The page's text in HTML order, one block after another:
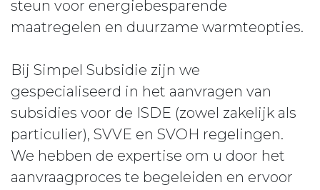
steun voor energiebesparende
maatregelen en duurzame warmteopties.
Bij Simpel Subsidie zijn we
gespecialiseerd in het aanvragen van
subsidies voor de ISDE (zowel zakelijk als
particulier), SVVE en SVOH regelingen.
We hebben de expertise om u door het
aanvraagproces te begeleiden en ervoor